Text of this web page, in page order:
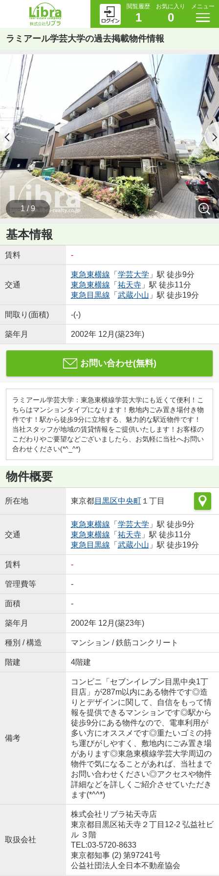
閲覧履歴
1
お気に入り
0
メニュー
ラミアール学芸大学の過去掲載物件情報
1 / 9
基本情報
賃料 -
交通
東急東横線 「 学芸大学 」駅 徒歩9分
東急東横線 「 祐天寺」駅 徒歩11分
東急目黒線 「 武蔵小山 」駅 徒歩19分
間取り(面積) -(-)
築年月 2002年 12月(築23年)
お問い合わせ(無料)
ラミアール学芸大学：東急東横線学芸大学にも近くて便利！こ
ちらはマンションタイプになります！敷地内ごみ置き場付き物
件です！駅から徒歩9分に立地する、魅力的な駅近物件です！
当社スタッフが地域の賃貸情報をご提供いたします！お客様の
こだわりやご要望などございましたら、お気軽に当社へお問い
合わせください(*^_^*)
物件概要
所在地 東京都目黒区中央町１丁目
交通
東急東横線 「 学芸大学 」駅 徒歩9分
東急東横線 「 祐天寺」駅 徒歩11分
東急目黒線 「 武蔵小山 」駅 徒歩19分
賃料 -
管理費等 -
面積 -
築年月 2002年 12月(築23年)
種別 / 構造 マンション / 鉄筋コンクリート
階建 4階建
備考
コンビニ「セブンイレブン目黒中央1丁
目店」が287m以内にある物件です◎造
りとデザインに関して、自信をもって情
報を提供できるマンションです◎駅から
徒歩9分にある物件なので、電車利用が
多い方にオススメです◎重たいゴミの持
ち運びがしやすく、敷地内にごみ置き場
があります◎東急東横線学芸大学周辺の
物件で気になることがあれば、当社まで
お問い合わせください◎アクセスや物件
詳細などを詳しくご紹介させていただき
ます(*^^*)
取扱会社
株式会社リブラ祐天寺店
東京都目黒区祐天寺２丁目12-2 弘益社ビ
ル ３階
TEL:03-5720-8633
東京都知事 (2) 第97241号
公益社団法人全日本不動産協会